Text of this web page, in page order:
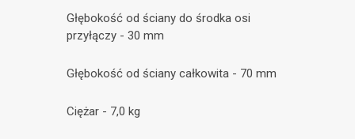
Głębokość od ściany do środka osi
przyłączy - 30 mm
Głębokość od ściany całkowita - 70 mm
Ciężar - 7,0 kg